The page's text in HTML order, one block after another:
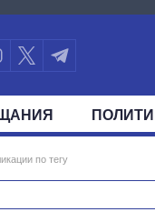
ПРЕЗИДЕНТ И
по тегу